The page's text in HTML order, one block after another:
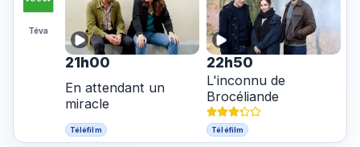
Téva
21h00
En attendant un
miracle
Téléfilm
22h50
L'inconnu de
Brocéliande
Téléfilm